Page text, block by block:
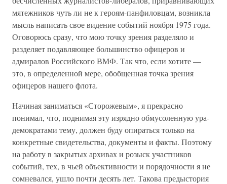
мятежников чуть ли не к героям-панфиловцам, возникла
мысль написать свое видение событий ноября 1975 года.
Оговорюсь сразу, что мою точку зрения разделяло и
разделяет подавляющее большинство офицеров и
адмиралов Российского ВМФ. Так что, если хотите —
это, в определенной мере, обобщенная точка зрения
офицеров нашего флота.
Начиная заниматься «Сторожевым», я прекрасно
понимал, что, поднимая эту изрядно обмусоленную ура-
демократами тему, должен буду опираться только на
конкретные свидетельства, документы и факты. Поэтому
на работу в закрытых архивах и розыск участников
событий, тех, в чьей объективности и порядочности я не
сомневался, ушло почти десять лет. Такова предыстория